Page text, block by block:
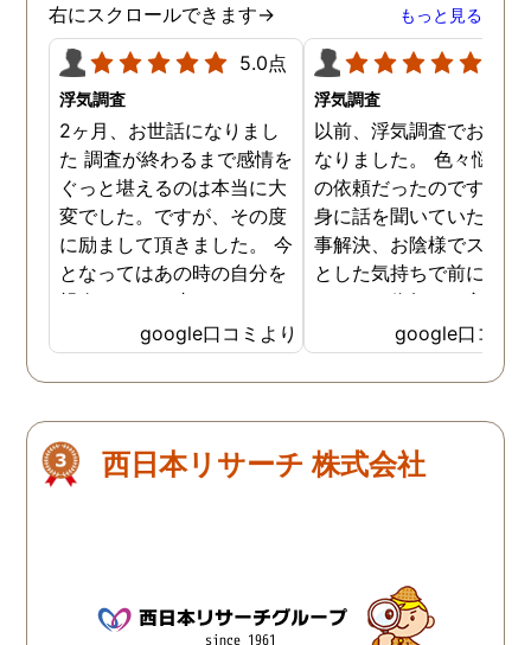
右にスクロールできます→ もっと見る
5.0点
浮気調査
2ヶ月、お世話になりまし
た 調査が終わるまで感情を
ぐっと堪えるのは本当に大
変でした。ですが、その度
に励まして頂きました。 今
となってはあの時の自分を
親身になって止めてくださ
ったおかげでここまでの証
拠が撮れたのだと感謝して
います。 これからもお身体
に苦しんでいる方々の為に
がんばってください👍！ …
google口コミより
浮気調査
以前、浮気調査でお世話
なりました。 色々悩ん
の依頼だったのですが、
身に話を聞いていただき
事解決、お陰様でスッキ
とした気持ちで前に進め
います。依頼して良かっ
です、ありがとうござい
した。
google口コミ
西日本リサーチ 株式会社